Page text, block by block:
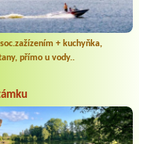
+ kuchyňka,
přímo u vody..